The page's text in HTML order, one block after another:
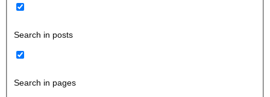
Search in posts
Search in pages